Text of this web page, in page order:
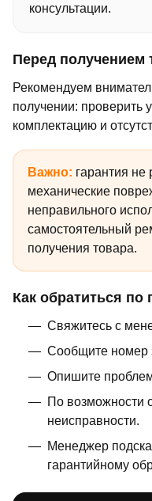
консультации.
Перед получением
Рекомендуем
получении: проверить
комплектацию и
Важно: гарантия не
механические
неправильного
самостоятельный
получения товара.
Как обратиться по
Свяжитесь с
Сообщите номер
Опишите
По возможности
неисправности.
Менеджер
гарантийному